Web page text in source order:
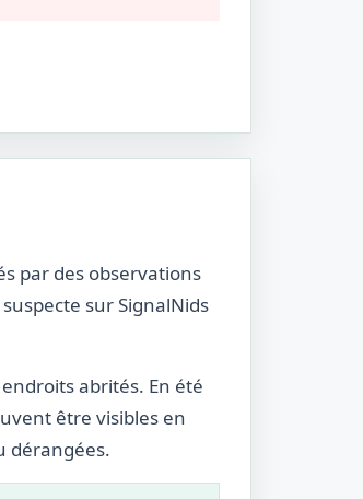
par des observations
sur SignalNids
abrités. En été
être visibles en
dérangées.